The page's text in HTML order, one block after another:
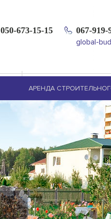
050-673-15-15 067-919-
global-
АРЕНДА